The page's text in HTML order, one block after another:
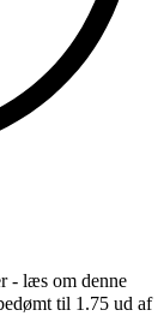
- læs om denne
til 1.75 ud af